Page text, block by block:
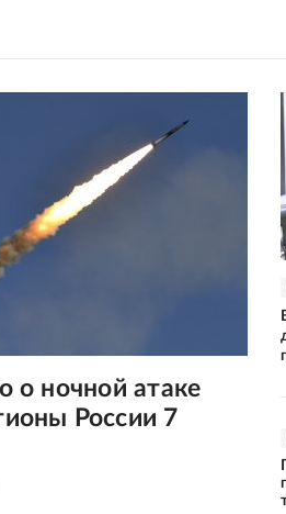
о ночной атаке
России 7